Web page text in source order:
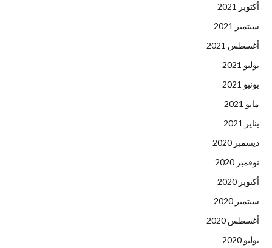
أكتوبر 2021
سبتمبر 2021
أغسطس 2021
يوليو 2021
يونيو 2021
مايو 2021
يناير 2021
ديسمبر 2020
نوفمبر 2020
أكتوبر 2020
سبتمبر 2020
أغسطس 2020
يوليو 2020